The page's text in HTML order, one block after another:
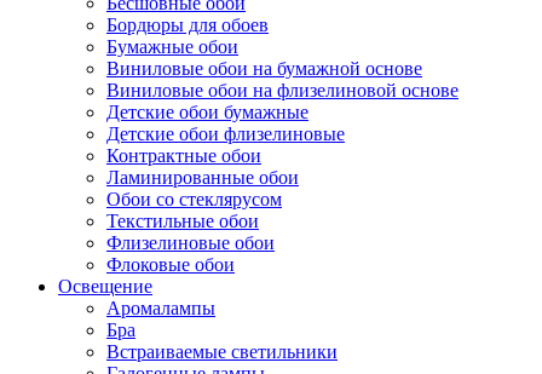
Бордюры для обоев
Бумажные обои
Виниловые обои на бумажной основе
Виниловые обои на флизелиновой основе
Детские обои бумажные
Детские обои флизелиновые
Контрактные обои
Ламинированные обои
Обои со стеклярусом
Текстильные обои
Флизелиновые обои
Флоковые обои
Освещение
Аромалампы
Бра
Встраиваемые светильники